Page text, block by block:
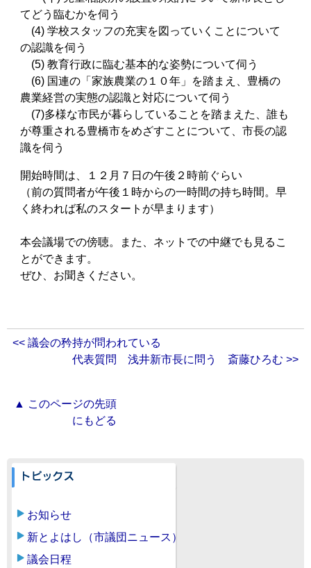
てどう臨むかを伺う
(4) 学校スタッフの充実を図っていくことについて
の認識を伺う
(5) 教育行政に臨む基本的な姿勢について伺う
(6) 国連の「家族農業の１０年」を踏まえ、豊橋の
農業経営の実態の認識と対応について伺う
(7)多様な市民が暮らしていることを踏まえた、誰も
が尊重される豊橋市をめざすことについて、市長の認
識を伺う
開始時間は、１２月７日の午後２時前ぐらい
（前の質問者が午後１時からの一時間の持ち時間。早
く終われば私のスタートが早まります）
本会議場での傍聴。また、ネットでの中継でも見るこ
とができます。
ぜひ、お聞きください。
<< 議会の矜持が問われている
代表質問 浅井新市長に問う 斎藤ひろむ >>
▲ このページの先頭
にもどる
お知らせ
新とよはし（市議団ニュース）
議会日程